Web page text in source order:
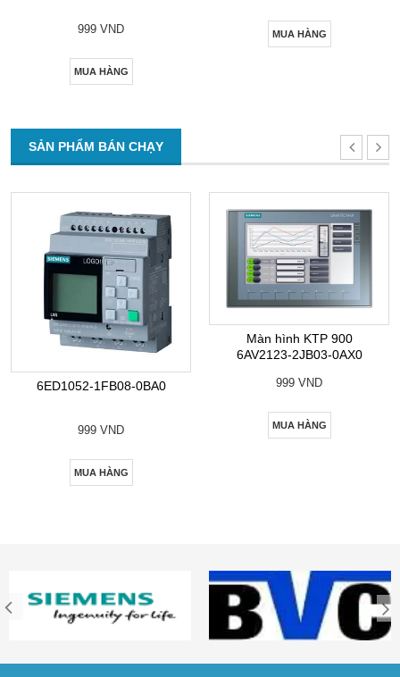
999 VND
MUA HÀNG
MUA HÀNG
SẢN PHẨM BÁN CHẠY
6ED1052-1FB08-0BA0
999 VND
MUA HÀNG
Màn hình KTP 900
6AV2123-2JB03-0AX0
999 VND
MUA HÀNG